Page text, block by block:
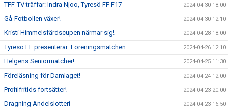
TFF-TV träffar: Indra Njoo, Tyresö FF F17 2024-04-30 18:00
Gå-Fotbollen växer! 2024-04-30 12:10
Kristi Himmelsfärdscupen närmar sig! 2024-04-28 18:00
Tyresö FF presenterar: Föreningsmatchen 2024-04-26 12:10
Helgens Seniormatcher! 2024-04-25 11:30
Föreläsning för Damlaget! 2024-04-24 12:00
Profilfritids fortsätter! 2024-04-23 20:00
Dragning Andelslotteri 2024-04-23 16:50